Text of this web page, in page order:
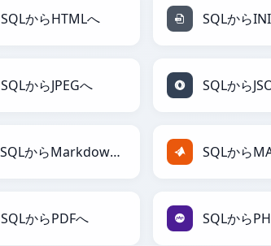
SQLからHTMLへ SQLから
SQLからJPEGへ SQLから
SQLからMarkdownへ SQLから
SQLからPDFへ SQLから